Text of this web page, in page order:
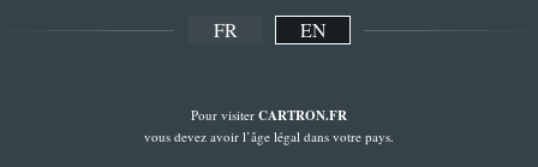
FR EN
Pour visiter CARTRON.FR
vous devez avoir l’âge légal dans votre pays.